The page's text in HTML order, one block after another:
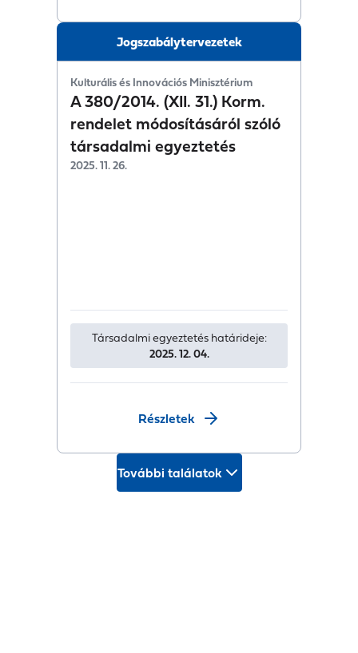
Jogszabálytervezetek
Kulturális és Innovációs Minisztérium
A 380/2014. (XII. 31.) Korm.
rendelet módosításáról szóló
társadalmi egyeztetés
2025. 11. 26.
Társadalmi egyeztetés határideje:
2025. 12. 04.
Részletek
További találatok